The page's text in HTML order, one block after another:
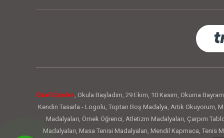
Özel Günler, Okula Başladım, 29 Ekim, 10 Kasım, Okuma
Kendin Tasarla - Logolu, Toptan Boş Madalya, Artık Okuyorum,
Madalyaları, Örnek Öğrenci, Atletizm Madalyaları, Çarpım
Madalyaları, Masa Tenisi Madalyaları, Mendil Kapmaca, Tenis